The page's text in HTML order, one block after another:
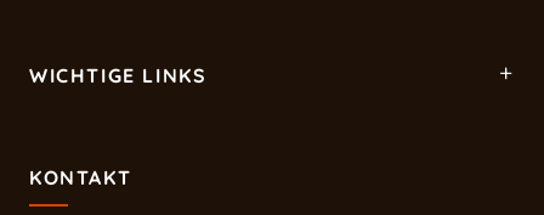
WICHTIGE LINKS
KONTAKT